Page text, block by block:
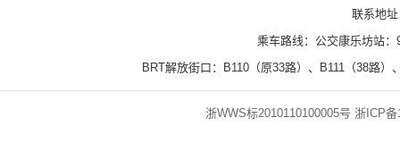
联系地
乘车路线：公交康乐坊站
BRT解放街口：B110（原33路）、B111（38路
浙WWS标2010110100005号 浙ICP备